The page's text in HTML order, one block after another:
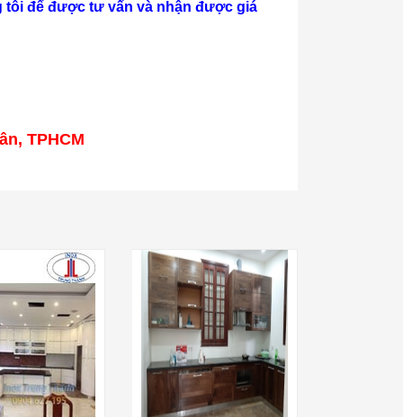
phở bò hà nội ngon
GIẢN ai cũng làm
Văn Thành
2025
Cách nấu phở hà nội NGON -
CHUẨN - ĐƠN GIẢN
Nguyễn Văn Thành
17/ 04/ 2025
Phở là món ăn thơm ngon nhưng
tôi để được tư vấn và nhận được giá
TPHCM